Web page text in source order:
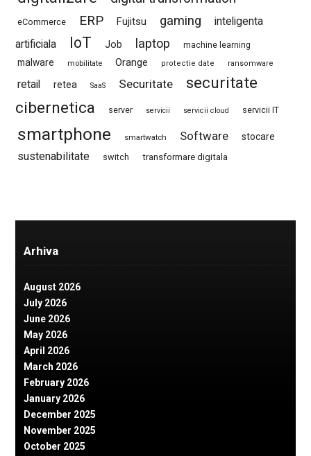
eCommerce ERP Fujitsu gaming
inteligenta
artificiala
IoT Job laptop machine learning
malware mobilitate Orange protectie date ransomware
retail retea SaaS Securitate
securitate
cibernetica
server servicii servicii cloud servicii IT
smartphone smartwatch Software stocare
sustenabilitate switch transformare digitala
Arhiva
August 2026
July 2026
June 2026
May 2026
April 2026
March 2026
February 2026
January 2026
December 2025
November 2025
October 2025